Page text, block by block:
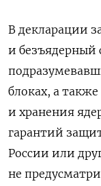
В декларации
и безъядерный
блоках, а
и хранения
гарантий
России или
не